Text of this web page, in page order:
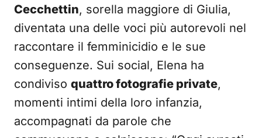
Cecchettin, sorella maggiore di Giulia,
diventata una delle voci più autorevoli nel
raccontare il femminicidio e le sue
conseguenze. Sui social, Elena ha
condiviso quattro fotografie private,
momenti intimi della loro infanzia,
accompagnati da parole che